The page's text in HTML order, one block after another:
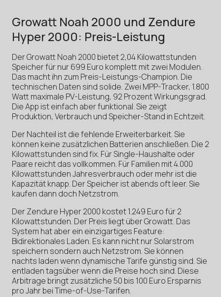
Growatt Noah 2000 und Zendure
Hyper 2000: Preis-Leistung
Der Growatt Noah 2000 bietet 2,04 Kilowattstunden
Speicher für nur 699 Euro komplett mit zwei Modulen.
Das macht ihn zum Preis-Leistungs-Champion. Die
technischen Daten sind solide. Zwei MPP-Tracker, 1.800
Watt maximale PV-Leistung, 92 Prozent Wirkungsgrad.
Die App ist einfach aber funktional. Sie zeigt
Produktion, Verbrauch und Speicher-Stand in Echtzeit.
Der Nachteil ist die fehlende Erweiterbarkeit. Sie
können keine zusätzlichen Batterien anschließen. Die 2
Kilowattstunden sind fix. Für Single-Haushalte oder
Paare reicht das vollkommen. Für Familien mit 4.000
Kilowattstunden Jahresverbrauch oder mehr ist die
Kapazität knapp. Der Speicher ist abends oft leer. Sie
kaufen dann doch Netzstrom.
Der Zendure Hyper 2000 kostet 1.249 Euro für 2
Kilowattstunden. Der Preis liegt über Growatt. Das
System hat aber ein einzigartiges Feature:
Bidirektionales Laden. Es kann nicht nur Solarstrom
speichern sondern auch Netzstrom. Sie können
nachts laden wenn dynamische Tarife günstig sind. Sie
entladen tagsüber wenn die Preise hoch sind. Diese
Arbitrage bringt zusätzliche 50 bis 100 Euro Ersparnis
pro Jahr bei Time-of-Use-Tarifen.